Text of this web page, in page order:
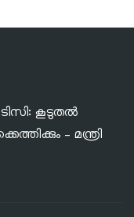
കൂടുതൽ
– മന്ത്രി